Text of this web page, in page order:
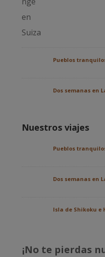
Pueblos
Dos semanas en
Nuestros viajes
Pueblos
Dos semanas en
Isla de Shikoku e
¡No te pierdas